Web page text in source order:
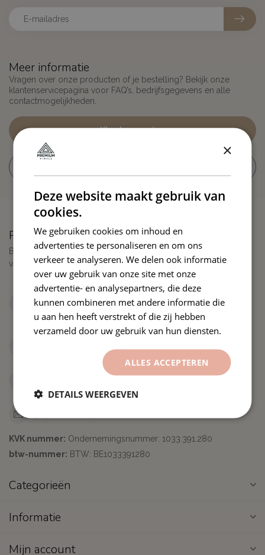
Meer informatie
Vragen over onze producten of je bestelling? Bekijk onze
klantenservicepagina voor FAQ’s, bedrijfsgegevens en alle
contactmogelijkheden.
Klantenservice
Premiumvinyls
Betrouwbare specialist in wrappingfolie met topservice en
vakkennis sinds 2011
Kanaaldijk 4H
2380 Ravels
België
KVK nummer: Ondernemingsnummer: 1033.391.280
btw-nummer: BTW: BE1033391280
Categorieën
Informatie
Mijn account
×
Deze website maakt gebruik van
cookies.
We gebruiken cookies om inhoud en
advertenties te personaliseren en om ons
verkeer te analyseren. We delen ook informatie
over uw gebruik van onze site met onze
advertentie- en analysepartners, die deze
kunnen combineren met andere informatie die
u aan hen heeft verstrekt of die zij hebben
verzameld door uw gebruik van hun diensten.
ALLES ACCEPTEREN
DETAILS WEERGEVEN